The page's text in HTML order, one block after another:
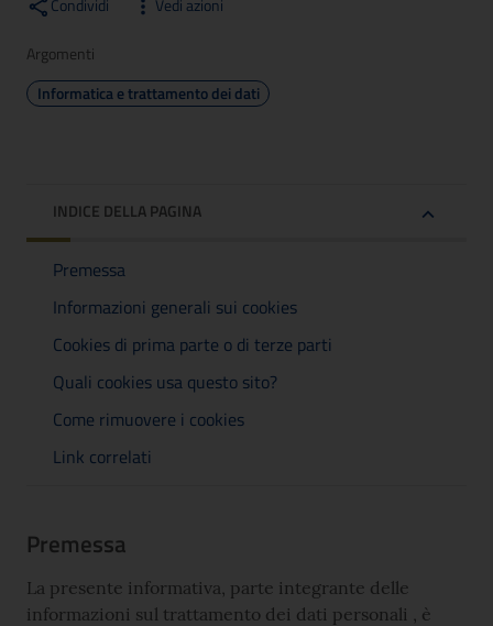
Condividi Vedi azioni
Argomenti
Informatica e trattamento dei dati
INDICE DELLA PAGINA
Premessa
Informazioni generali sui cookies
Cookies di prima parte o di terze parti
Quali cookies usa questo sito?
Come rimuovere i cookies
Link correlati
Premessa
La presente informativa, parte integrante delle
informazioni sul trattamento dei dati personali , è